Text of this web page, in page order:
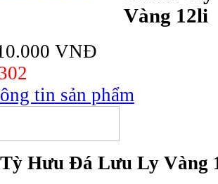
Vàng 12li
VNĐ
tin sản phẩm
Hưu Đá Lưu Ly Vàng